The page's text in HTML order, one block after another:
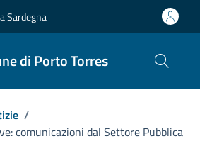
Sardegna
di Porto Torres
/
comunicazioni dal Settore Pubblica